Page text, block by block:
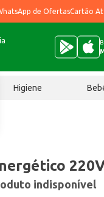
de OfertasCartão
Higiene
indisponível